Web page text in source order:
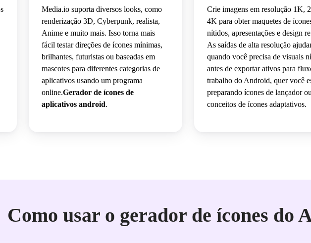
Media.io suporta diversos looks, como
renderização 3D, Cyberpunk, realista,
Anime e muito mais. Isso torna mais
fácil testar direções de ícones mínimas,
brilhantes, futuristas ou baseadas em
mascotes para diferentes categorias de
aplicativos usando um programa
online.Gerador de ícones de
aplicativos android.
Crie imagens em resolução 1K,
4K para obter maquetes de
nítidos, apresentações e design
As saídas de alta resolução
quando você precisa de visuais
antes de exportar ativos para
trabalho do Android, quer você
preparando ícones de lançador ou
conceitos de ícones adaptativos.
Como usar o gerador de ícones do